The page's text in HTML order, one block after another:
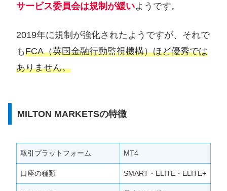
サービス委員会は規制が緩いようです。
2019年に規制が強化されたようですが、それで
もFCA（英国金融行動監視機構）ほど優秀では
ありません。
MILTON MARKETSの特徴
取引プラットフォーム MT4
口座の種類 SMART・ELITE・ELITE+